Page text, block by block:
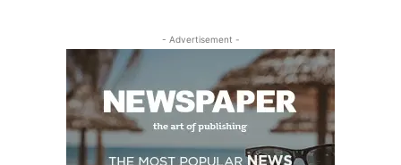
- Advertisement -